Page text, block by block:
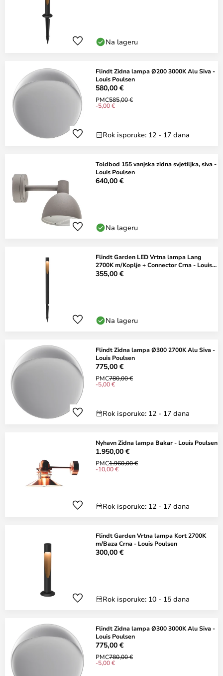
Na lageru
Flindt Zidna lampa Ø200 3000K Alu Siva -
Louis Poulsen
580,00 €
PMC585,00 €
-5,00 €
Rok isporuke: 12 - 17 dana
Toldbod 155 vanjska zidna svjetiljka, siva -
Louis Poulsen
640,00 €
Na lageru
Flindt Garden LED Vrtna lampa Lang
2700K m/Koplje + Connector Crna - Louis
Pouls
355,00 €
Na lageru
Flindt Zidna lampa Ø300 2700K Alu Siva -
Louis Poulsen
775,00 €
PMC780,00 €
-5,00 €
Rok isporuke: 12 - 17 dana
Nyhavn Zidna lampa Bakar - Louis Poulsen
1.950,00 €
PMC1.960,00 €
-10,00 €
Rok isporuke: 12 - 17 dana
Flindt Garden Vrtna lampa Kort 2700K
m/Baza Crna - Louis Poulsen
300,00 €
Rok isporuke: 10 - 15 dana
Flindt Zidna lampa Ø300 3000K Alu Siva -
Louis Poulsen
775,00 €
PMC780,00 €
-5,00 €